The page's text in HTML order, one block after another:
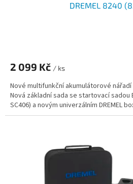
DREMEL 8240
2 099 Kč / ks
Nové multifunkční akumulátorové nářadí
Nová základní sada se startovací sadou
SC406) a novým univerzálním DREMEL